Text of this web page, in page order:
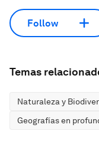
Follow
Temas
Naturaleza y
Geografías en